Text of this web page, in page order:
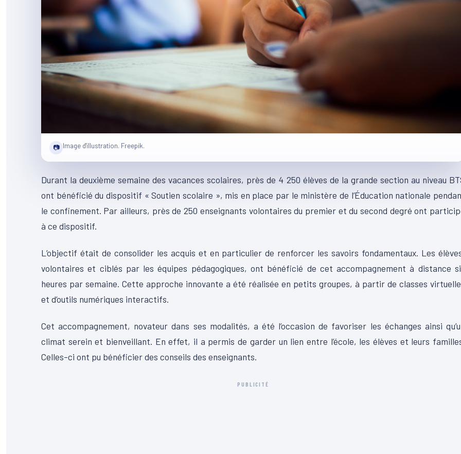
📷 Image d'illustration. Freepik.
Durant la deuxième semaine des vacances scolaires, près de 4 250 élèves de la grande section au niveau
ont bénéficié du dispositif « Soutien scolaire », mis en place par le ministère de l’Éducation nationale
le confinement. Par ailleurs, près de 250 enseignants volontaires du premier et du second degré ont
à ce dispositif.
L’objectif était de consolider les acquis et en particulier de renforcer les savoirs fondamentaux. Les
volontaires et ciblés par les équipes pédagogiques, ont bénéficié de cet accompagnement à distance
heures par semaine. Cette approche innovante a été réalisée en petits groupes, à partir de classes
et d’outils numériques interactifs.
Cet accompagnement, novateur dans ses modalités, a été l’occasion de favoriser les échanges ainsi
climat serein et bienveillant. En effet, il a permis de garder un lien entre l’école, les élèves et leurs
Celles-ci ont pu bénéficier des conseils des enseignants.
PUBLICITÉ